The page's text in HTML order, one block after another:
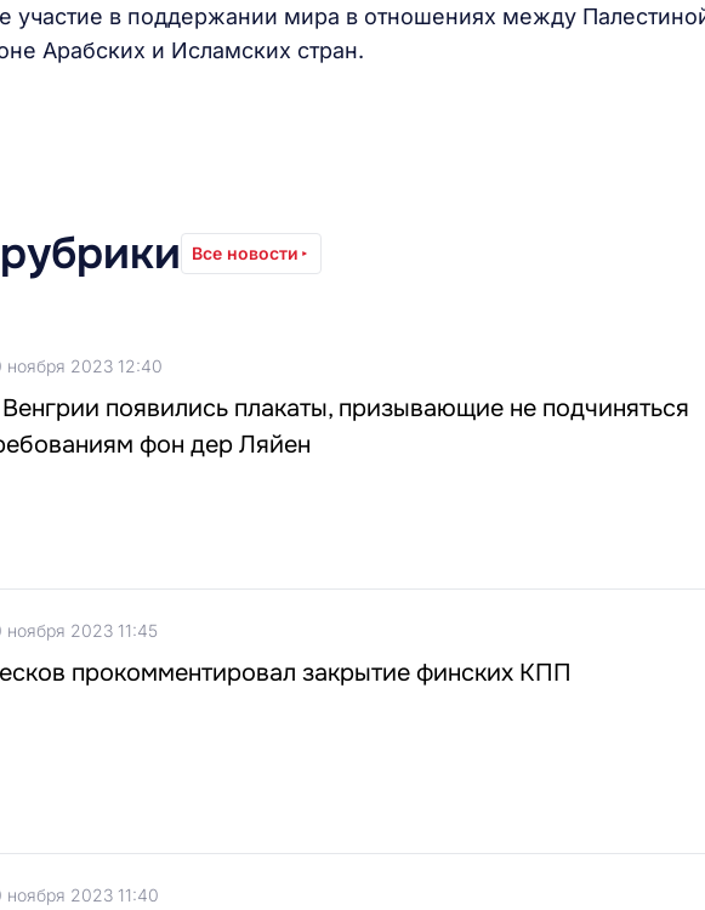
участие в поддержании мира в отношениях между
Арабских и Исламских стран.
Все новости
ноября 2023 12:40
появились плакаты, призывающие не подчиняться
фон дер Ляйен
ноября 2023 11:45
прокомментировал закрытие финских КПП
ноября 2023 11:40